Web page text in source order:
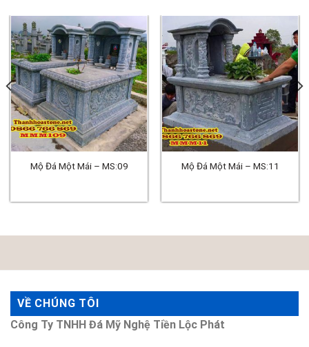
Mộ Đá Một Mái – MS:09 Mộ Đá Một Mái – MS:11
VỀ CHÚNG TÔI
Công Ty TNHH Đá Mỹ Nghệ Tiền Lộc Phát